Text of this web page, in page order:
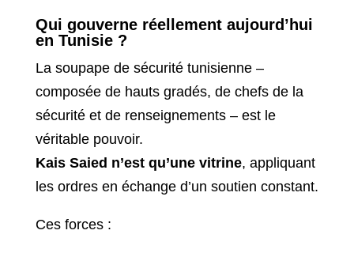
Qui gouverne réellement aujourd’hui
en Tunisie ?
La soupape de sécurité tunisienne –
composée de hauts gradés, de chefs de la
sécurité et de renseignements – est le
véritable pouvoir.
Kais Saied n’est qu’une vitrine, appliquant
les ordres en échange d’un soutien constant.
Ces forces :